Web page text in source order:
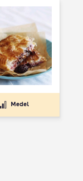
Medel